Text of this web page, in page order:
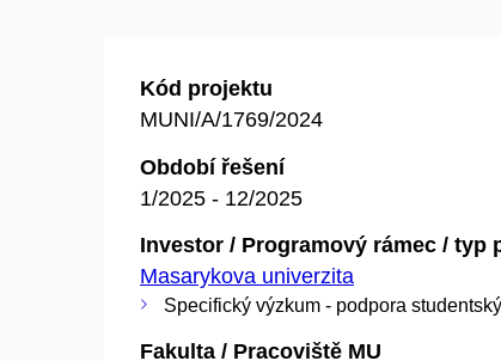
Kód projektu
MUNI/A/1769/2024
Období řešení
1/2025 - 12/2025
Investor / Programový rámec / typ
Masarykova univerzita
Specifický výzkum - podpora
Fakulta / Pracoviště MU